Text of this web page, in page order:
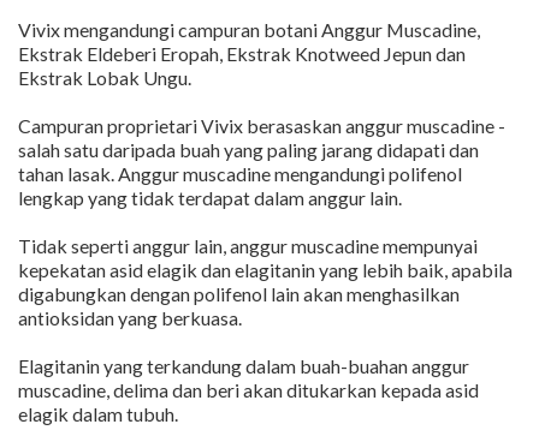
Vivix mengandungi campuran botani Anggur Muscadine,
Ekstrak Eldeberi Eropah, Ekstrak Knotweed Jepun dan
Ekstrak Lobak Ungu.
Campuran proprietari Vivix berasaskan anggur muscadine -
salah satu daripada buah yang paling jarang didapati dan
tahan lasak. Anggur muscadine mengandungi polifenol
lengkap yang tidak terdapat dalam anggur lain.
Tidak seperti anggur lain, anggur muscadine mempunyai
kepekatan asid elagik dan elagitanin yang lebih baik, apabila
digabungkan dengan polifenol lain akan menghasilkan
antioksidan yang berkuasa.
Elagitanin yang terkandung dalam buah-buahan anggur
muscadine, delima dan beri akan ditukarkan kepada asid
elagik dalam tubuh.